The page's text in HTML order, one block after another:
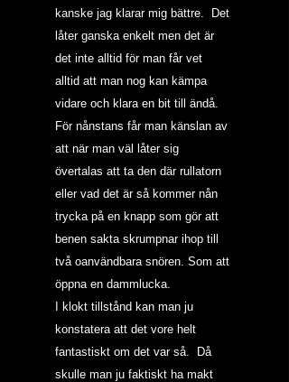
kanske jag klarar mig bättre.  Det
låter ganska enkelt men det är
det inte alltid för man får vet
alltid att man nog kan kämpa
vidare och klara en bit till ändå.
För nånstans får man känslan av
att när man väl låter sig
övertalas att ta den där rullatorn
eller vad det är så kommer nån
trycka på en knapp som gör att
benen sakta skrumpnar ihop till
två oanvändbara snören. Som att
öppna en dammlucka.
I klokt tillstånd kan man ju
konstatera att det vore helt
fantastiskt om det var så.  Då
skulle man ju faktiskt ha makt